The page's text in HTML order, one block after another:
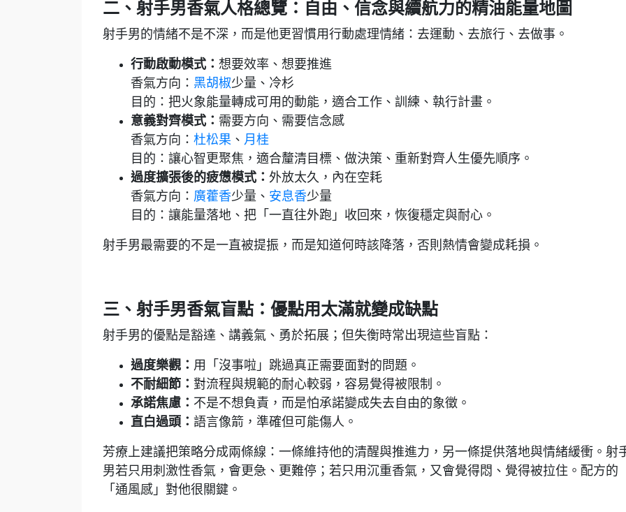
二、射手男香氣人格總覽：自由、信念與續航力的精油能量地圖
射手男的情緒不是不深，而是他更習慣用行動處理情緒：去運動、去旅行、去做事。
行動啟動模式： 想要效率、想要推進
香氣方向： 黑胡椒少量、冷杉
目的：把火象能量轉成可用的動能，適合工作、訓練、執行計畫。
意義對齊模式： 需要方向、需要信念感
香氣方向： 杜松果 、 月桂
目的：讓心智更聚焦，適合釐清目標、做決策、重新對齊人生優先順序。
過度擴張後的疲憊模式： 外放太久，內在空耗
香氣方向： 廣藿香少量、 安息香少量
目的：讓能量落地、把「一直往外跑」收回來，恢復穩定與耐心。
射手男最需要的不是一直被提振，而是知道何時該降落，否則熱情會變成耗損。
三、射手男香氣盲點：優點用太滿就變成缺點
射手男的優點是豁達、講義氣、勇於拓展；但失衡時常出現這些盲點：
過度樂觀： 用「沒事啦」跳過真正需要面對的問題。
不耐細節： 對流程與規範的耐心較弱，容易覺得被限制。
承諾焦慮： 不是不想負責，而是怕承諾變成失去自由的象徵。
直白過頭： 語言像箭，準確但可能傷人。
芳療上建議把策略分成兩條線：一條維持他的清醒與推進力，另一條提供落地與情緒緩衝。射
男若只用刺激性香氣，會更急、更難停；若只用沉重香氣，又會覺得悶、覺得被拉住。配方的
「通風感」對他很關鍵。